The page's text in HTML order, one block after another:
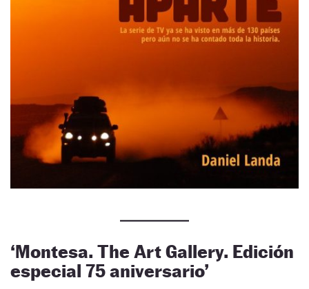
‘Montesa. The Art Gallery. Edición
especial 75 aniversario’